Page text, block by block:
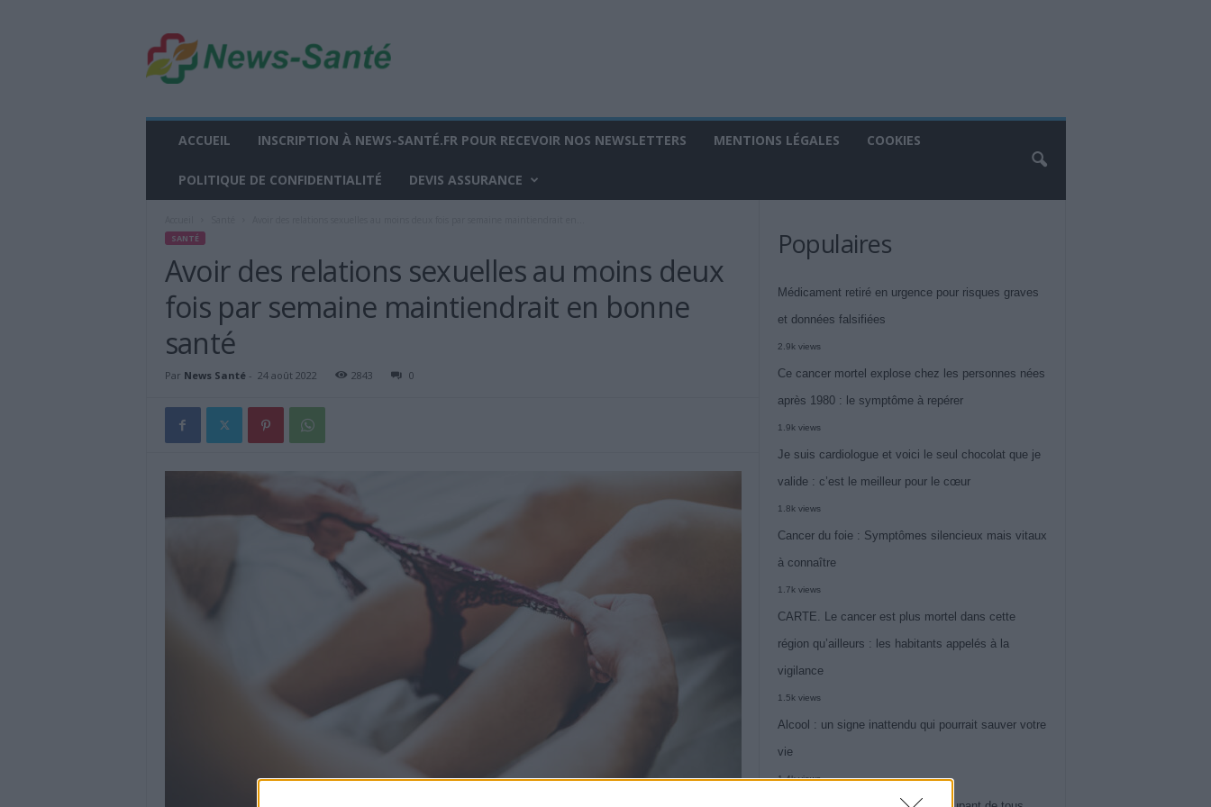
w
s
ACCUEIL INSCRIPTION À NEWS-SANTÉ.FR POUR RECEVOIR NOS NEWSLETTERS MENTIONS LÉGALES COOKIES
POLITIQUE DE CONFIDENTIALITÉ DEVIS ASSURANCE
SANTÉ
Avoir des relations sexuelles au moins deux
fois par semaine maintiendrait en bonne
santé
Par News Santé- 24 août 2022 2843 0
Populaires
Médicament retiré en urgence pour risques graves
et données falsifiées
2.9k views
Ce cancer mortel explose chez les personnes nées
après 1980 : le symptôme à repérer
1.9k views
Je suis cardiologue et voici le seul chocolat que je
valide : c’est le meilleur pour le cœur
1.8k views
Cancer du foie : Symptômes silencieux mais vitaux
à connaître
1.7k views
CARTE. Le cancer est plus mortel dans cette
région qu’ailleurs : les habitants appelés à la
vigilance
1.5k views
Alcool : un signe inattendu qui pourrait sauver votre
vie
1.4k views